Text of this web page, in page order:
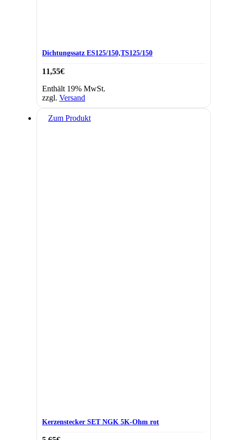
Dichtungssatz ES125/150,TS125/150
11,55€
Enthält 19% MwSt.
zzgl. Versand
Zum Produkt
Kerzenstecker SET NGK 5K-Ohm rot